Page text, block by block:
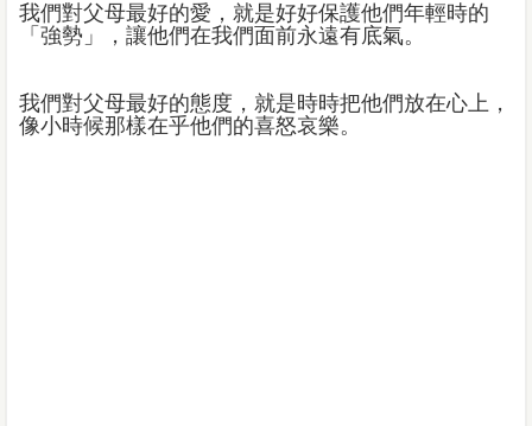
我們對父母最好的愛，就是好好保護他們年輕時的
「強勢」，讓他們在我們面前永遠有底氣。
我們對父母最好的態度，就是時時把他們放在心上，
像小時候那樣在乎他們的喜怒哀樂。